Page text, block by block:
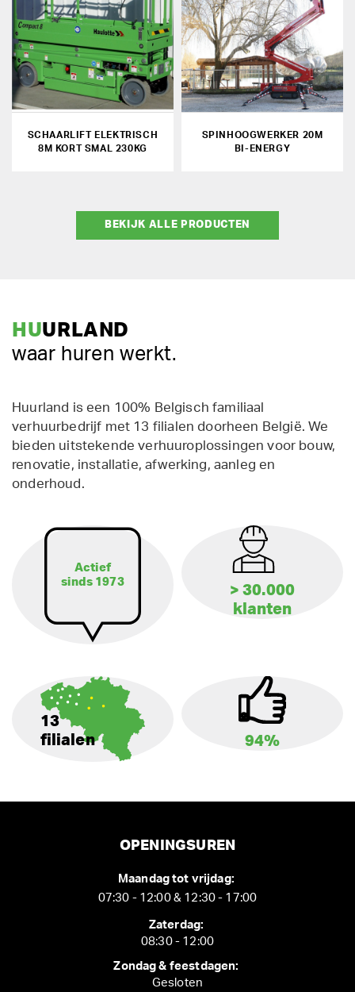
SCHAARLIFT ELEKTRISCH
8M KORT SMAL 230KG
SPINHOOGWERKER 20M
BI-ENERGY
BEKIJK ALLE PRODUCTEN
HUURLAND
waar huren werkt.
Huurland is een 100% Belgisch familiaal
verhuurbedrijf met 13 filialen doorheen België. We
bieden uitstekende verhuuroplossingen voor bouw,
renovatie, installatie, afwerking, aanleg en
onderhoud.
Actief
sinds 1973
> 30.000
klanten
13
filialen
94%
OPENINGSUREN
Maandag tot vrijdag:
07:30 - 12:00 & 12:30 - 17:00
Zaterdag:
08:30 - 12:00
Zondag & feestdagen:
Gesloten